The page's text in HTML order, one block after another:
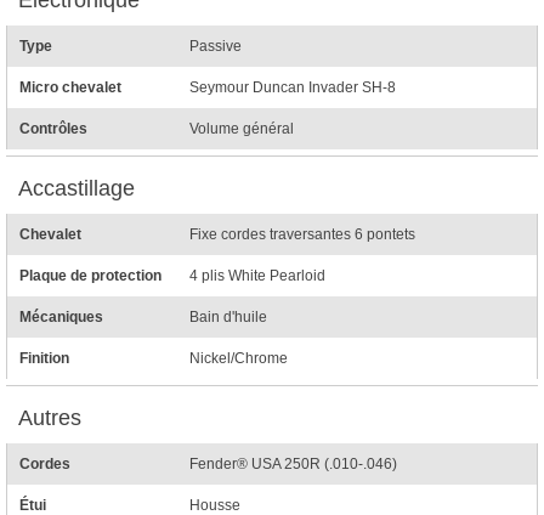
Type Passive
Micro chevalet Seymour Duncan Invader SH-8
Contrôles Volume général
Accastillage
Chevalet Fixe cordes traversantes 6 pontets
Plaque de protection 4 plis White Pearloid
Mécaniques Bain d'huile
Finition Nickel/Chrome
Autres
Cordes Fender® USA 250R (.010-.046)
Étui Housse